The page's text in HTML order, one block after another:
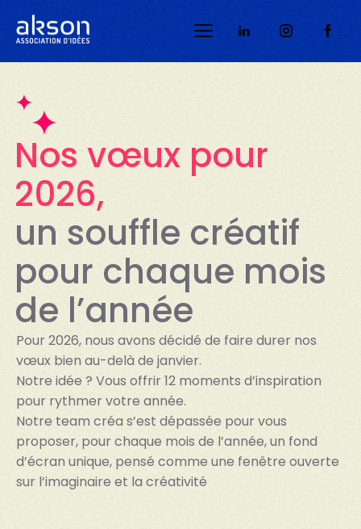
Nos vœux pour
2026,
un souffle créatif
pour chaque mois
de l’année
Pour 2026, nous avons décidé de faire durer nos
vœux bien au-delà de janvier.
Notre idée ? Vous offrir 12 moments d’inspiration
pour rythmer votre année.
Notre team créa s’est dépassée pour vous
proposer, pour chaque mois de l’année, un fond
d’écran unique, pensé comme une fenêtre ouverte
sur l’imaginaire et la créativité
Télécharger
Télécharger
Télécharger
Télécharger
Télécharger
Télécharger
Télécharger
Télécharger
Télécharger
Télécharger
Télécharger